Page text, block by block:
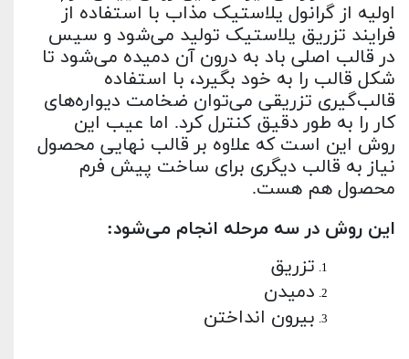
اولیه از گرانول پلاستیک مذاب با استفاده از
فرایند تزریق پلاستیک تولید می‌شود و سپس
در قالب اصلی باد به درون آن دمیده می‌شود تا
شکل قالب را به خود بگیرد، با استفاده
قالب‌گیری تزریقی می‌توان ضخامت دیواره‌های
کار را به طور دقیق کنترل کرد. اما عیب این
روش این است که علاوه بر قالب نهایی محصول
نیاز به قالب دیگری برای ساخت پیش فرم
محصول هم هست.
این روش در سه مرحله انجام می‌شود:
تزریق
دمیدن
بیرون انداختن